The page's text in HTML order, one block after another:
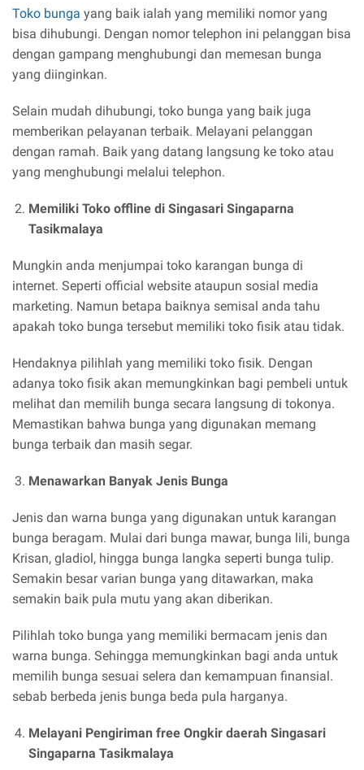
Toko bunga yang baik ialah yang memiliki nomor yang
bisa dihubungi. Dengan nomor telephon ini pelanggan bisa
dengan gampang menghubungi dan memesan bunga
yang diinginkan.
Selain mudah dihubungi, toko bunga yang baik juga
memberikan pelayanan terbaik. Melayani pelanggan
dengan ramah. Baik yang datang langsung ke toko atau
yang menghubungi melalui telephon.
Memiliki Toko offline di Singasari Singaparna
Tasikmalaya
Mungkin anda menjumpai toko karangan bunga di
internet. Seperti official website ataupun sosial media
marketing. Namun betapa baiknya semisal anda tahu
apakah toko bunga tersebut memiliki toko fisik atau tidak.
Hendaknya pilihlah yang memiliki toko fisik. Dengan
adanya toko fisik akan memungkinkan bagi pembeli untuk
melihat dan memilih bunga secara langsung di tokonya.
Memastikan bahwa bunga yang digunakan memang
bunga terbaik dan masih segar.
Menawarkan Banyak Jenis Bunga
Jenis dan warna bunga yang digunakan untuk karangan
bunga beragam. Mulai dari bunga mawar, bunga lili, bunga
Krisan, gladiol, hingga bunga langka seperti bunga tulip.
Semakin besar varian bunga yang ditawarkan, maka
semakin baik pula mutu yang akan diberikan.
Pilihlah toko bunga yang memiliki bermacam jenis dan
warna bunga. Sehingga memungkinkan bagi anda untuk
memilih bunga sesuai selera dan kemampuan finansial.
sebab berbeda jenis bunga beda pula harganya.
Melayani Pengiriman free Ongkir daerah Singasari
Singaparna Tasikmalaya